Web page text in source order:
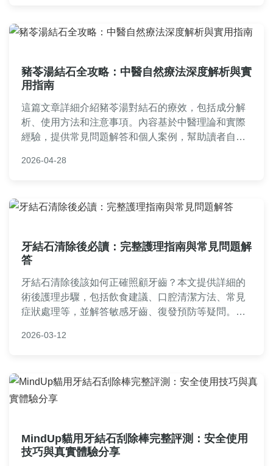
豬苓湯結石全攻略：中醫自然療法深度解析與實
用指南
這篇文章詳細介紹豬苓湯對結石的療效，包括成分解
析、使用方法和注意事項。內容基於中醫理論和實際
經驗，提供常見問題解答和個人案例，幫助讀者自然
術風險。
2026-04-28
牙結石清除後必讀：完整護理指南與常見問題解
答
牙結石清除後該如何正確照顧牙齒？本文提供詳細的
術後護理步驟，包括飲食建議、口腔清潔方法、常見
症狀處理等，並解答敏感牙齒、復發預防等疑問。從
健康，適合剛完成治療的讀者參考。內容涵蓋立即護
2026-03-12
MindUp貓用牙結石刮除棒完整評測：安全使用
技巧與真實體驗分享